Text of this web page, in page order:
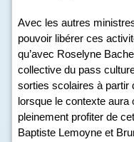
Avec les autres
pouvoir libérer ces
qu’avec Roselyne
collective du pass
sorties scolaires à partir
lorsque le contexte aura
pleinement profiter de
Baptiste Lemoyne et